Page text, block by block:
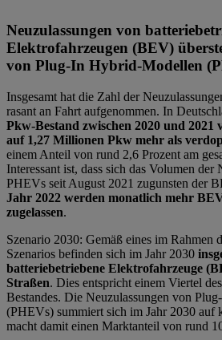
Neuzulassungen von
Elektrofahrzeugen (BEV)
von Plug-In Hybrid-Modellen
Insgesamt hat die Zahl der
rasant an Fahrt aufgenommen. In
Pkw-Bestand zwischen 2020 und 2021
auf 1,27 Millionen Pkw mehr als
einem Anteil von rund 2,6 Prozent am
Interessant ist, dass sich das Volumen der
PHEVs seit August 2021 zugunsten der
Jahr 2022 werden monatlich mehr
zugelassen.
Szenario 2030: Gemäß eines im Rahmen
Szenarios befinden sich im Jahr 2030
batteriebetriebene Elektrofahrzeuge
Straßen. Dies entspricht einem Viertel
Bestandes. Die Neuzulassungen von
(PHEVs) summiert sich im Jahr 2030 auf
macht damit einen Marktanteil von rund